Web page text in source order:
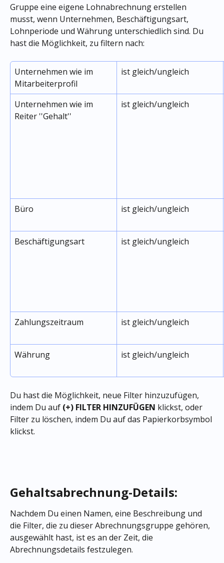
Gruppe eine eigene Lohnabrechnung erstellen
musst, wenn Unternehmen, Beschäftigungsart,
Lohnperiode und Währung unterschiedlich sind. Du
hast die Möglichkeit, zu filtern nach:
Unternehmen wie im
Mitarbeiterprofil
ist gleich/ungleich
Unternehmen wie im
Reiter ''Gehalt''
ist gleich/ungleich
Büro ist gleich/ungleich
Beschäftigungsart ist gleich/ungleich
Zahlungszeitraum ist gleich/ungleich
Währung ist gleich/ungleich
Du hast die Möglichkeit, neue Filter hinzuzufügen,
indem Du auf (+) FILTER HINZUFÜGEN klickst, oder
Filter zu löschen, indem Du auf das Papierkorbsymbol
klickst.
Gehaltsabrechnung-Details:
Nachdem Du einen Namen, eine Beschreibung und
die Filter, die zu dieser Abrechnungsgruppe gehören,
ausgewählt hast, ist es an der Zeit, die
Abrechnungsdetails festzulegen.